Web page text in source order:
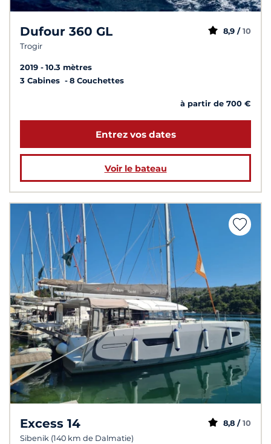
Dufour 360 GL
Trogir
8,9 / 10
2019
10.3 mètres
3 Cabines
8 Couchettes
à partir de 700 €
Entrez vos dates
Voir le bateau
Excess 14
Sibenik (140 km de Dalmatie)
8,8 / 10